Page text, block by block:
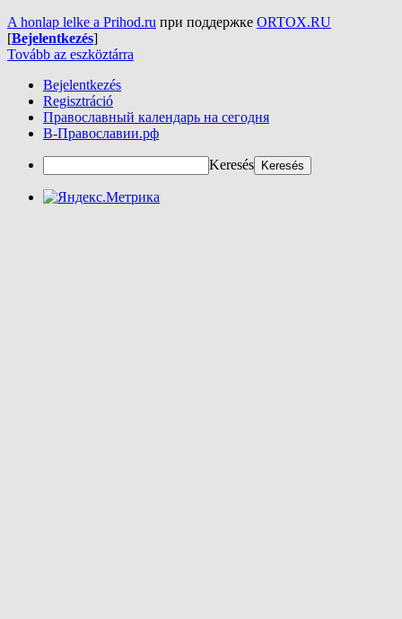
A honlap lelke a Prihod.ru при поддержке ORTOX.RU
[Bejelentkezés]
Tovább az eszköztárra
Bejelentkezés
Regisztráció
Православный календарь на сегодня
В-Православии.рф
Keresés